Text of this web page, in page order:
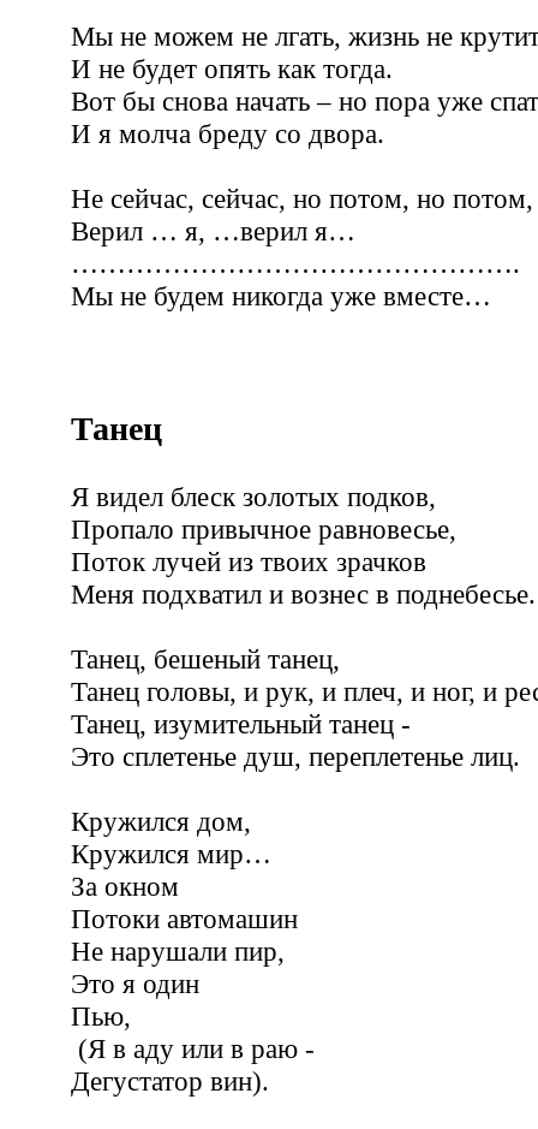
Мы не можем не лгать, жизнь не
И не будет опять как тогда.
Вот бы снова начать – но пора уже
И я молча бреду со двора.
Не сейчас, сейчас, но потом, но потом,
Верил … я, …верил я…
………………………………………….
Мы не будем никогда уже вместе…
Танец
Я видел блеск золотых подков,
Пропало привычное равновесье,
Поток лучей из твоих зрачков
Меня подхватил и вознес в поднебесье.
Танец, бешеный танец,
Танец головы, и рук, и плеч, и ног, и
Танец, изумительный танец -
Это сплетенье душ, переплетенье лиц.
Кружился дом,
Кружился мир…
За окном
Потоки автомашин
Не нарушали пир,
Это я один
Пью,
(Я в аду или в раю -
Дегустатор вин).